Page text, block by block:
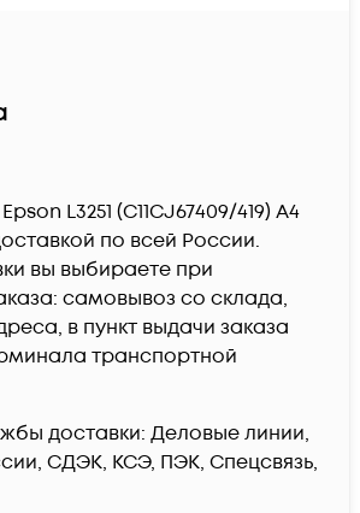
L3251 (C11CJ67409/419) A4
по всей России.
вы выбираете при
самовывоз со склада,
в пункт выдачи заказа
транспортной
доставки: Деловые линии,
СДЭК, КСЭ, ПЭК, Спецсвязь,